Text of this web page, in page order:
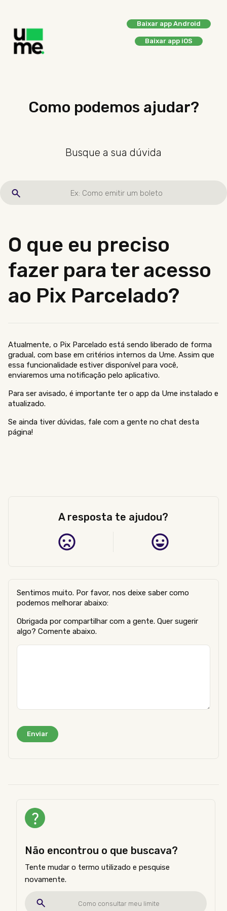
Baixar app Android
Baixar app iOS
Como podemos ajudar?
Busque a sua dúvida
O que eu preciso
fazer para ter acesso
ao Pix Parcelado?
Atualmente, o Pix Parcelado está sendo liberado de forma
gradual, com base em critérios internos da Ume. Assim que
essa funcionalidade estiver disponível para você,
enviaremos uma notificação pelo aplicativo.
Para ser avisado, é importante ter o app da Ume instalado e
atualizado.
Se ainda tiver dúvidas, fale com a gente no chat desta
página!
A resposta te ajudou?
Sentimos muito. Por favor, nos deixe saber como
podemos melhorar abaixo:
Obrigada por compartilhar com a gente. Quer sugerir
algo? Comente abaixo.
Não encontrou o que buscava?
Tente mudar o termo utilizado e pesquise
novamente.